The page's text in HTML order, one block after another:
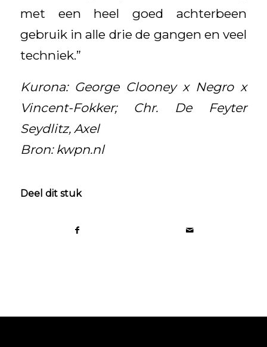
met een heel goed achterbeen
gebruik in alle drie de gangen en veel
techniek.”
Kurona: George Clooney x Negro x
Vincent-Fokker; Chr. De Feyter
Seydlitz, Axel
Bron: kwpn.nl
Deel dit stuk